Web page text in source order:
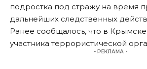
подростка под стражу на время
дальнейших следственных
Ранее сообщалось, что в
участника террористической
- РЕКЛАМА -